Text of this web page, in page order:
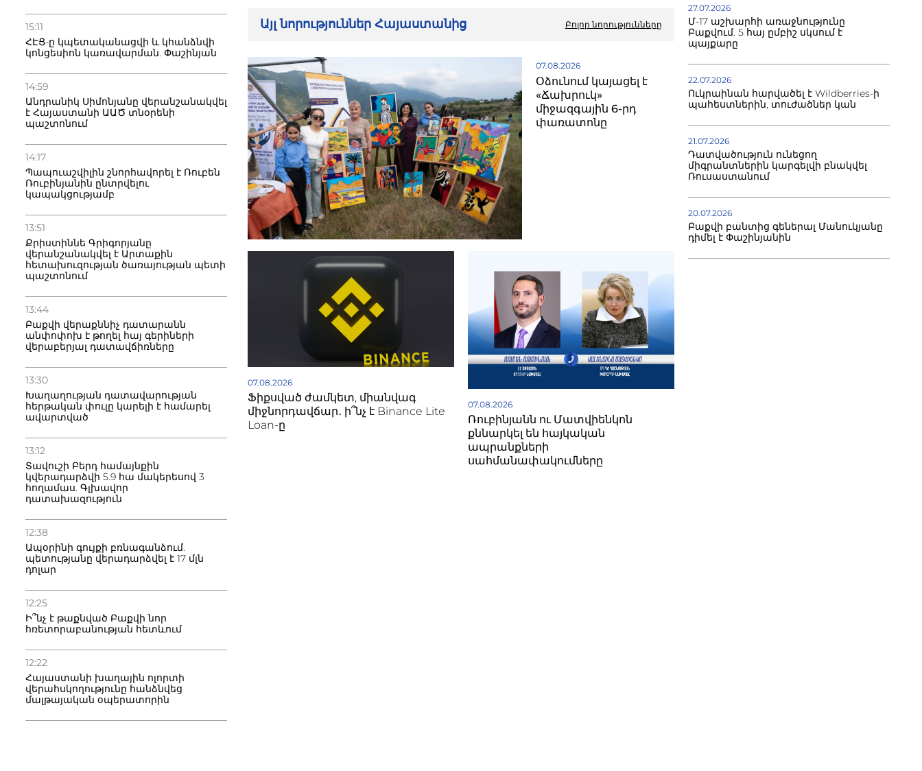
15:11
ՀԷՑ-ը կպետականացվի և կհանձնվի
կոնցեսիոն կառավարման. Փաշինյան
14:59
Անդրանիկ Սիմոնյանը վերանշանակվել
է Հայաստանի ԱԱԾ տնօրենի
պաշտոնում
14:17
Պապուաշվիլին շնորհավորել է Ռուբեն
Ռուբինյանին ընտրվելու
կապակցությամբ
13:51
Քրիստիննե Գրիգորյանը
վերանշանակվել է Արտաքին
հետախուզության ծառայության պետի
պաշտոնում
13:44
Բաքվի վերաքննիչ դատարանն
անփոփոխ է թողել հայ գերիների
վերաբերյալ դատավճիռները
13:30
Խաղաղության դատավարության
հերթական փուլը կարելի է համարել
ավարտված
13:12
Տավուշի Բերդ համայնքին
կվերադարձվի 5.9 հա մակերեսով 3
հողամաս. Գլխավոր
դատախազություն
12:38
Ապօրինի գույքի բռնագանձում.
պետությանը վերադարձվել է 17 մլն
դոլար
12:25
Ի՞նչ է թաքնված Բաքվի նոր
հռետորաբանության հետևում
12:22
Հայաստանի խաղային ոլորտի
վերահսկողությունը հանձնվեց
մալթայական օպերատորին
Այլ նորություններ Հայաստանից Բոլոր նորությունները
07.08.2026
Օձունում կայացել է
«Ճախրուկ»
միջազգային 6-րդ
փառատոնը
07.08.2026
Ֆիքսված ժամկետ, միանվագ
միջնորդավճար․ ի՞նչ է Binance Lite
Loan-ը
07.08.2026
Ռուբինյանն ու Մատվիենկոն
քննարկել են հայկական
ապրանքների
սահմանափակումները
27.07.2026
Մ-17 աշխարհի առաջնությունը
Բաքվում. 5 հայ ըմբիշ սկսում է
պայքարը
22.07.2026
Ուկրաինան հարվածել է Wildberries-ի
պահեստներին, տուժածներ կան
21.07.2026
Դատվածություն ունեցող
միգրանտներին կարգելվի բնակվել
Ռուսաստանում
20.07.2026
Բաքվի բանտից գեներալ Մանուկյանը
դիմել է Փաշինյանին